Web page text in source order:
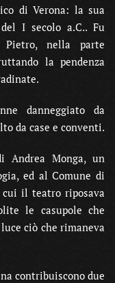
di Verona: la sua
I secolo a.C.. Fu
nella parte
la pendenza
danneggiato da
da case e conventi.
Andrea Monga, un
ed al Comune di
cui il teatro riposava
le casupole che
ciò che rimaneva
contribuiscono due